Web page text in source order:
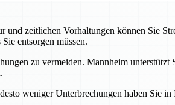
zeitlichen Vorhaltungen können Sie
entsorgen müssen.
zu vermeiden. Mannheim
weniger Unterbrechungen haben Sie